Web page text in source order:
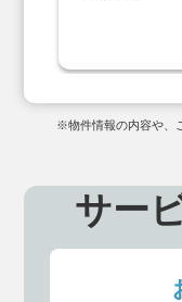
※物件情報の内容や、
サー